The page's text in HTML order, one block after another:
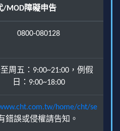
/MOD障礙申告
0800-080128
周五：9:00~21:00，例假
日：9:00~18:00
home/cht/se
錯誤或侵權請告知。